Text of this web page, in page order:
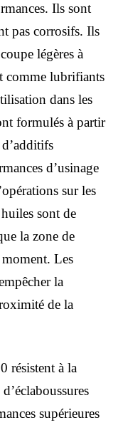
Ils sont
pas corrosifs. Ils
légères à
comme lubrifiants
dans les
formulés à partir
d’usinage
sur les
sont de
la zone de
Les
la
de la
résistent à la
supérieures